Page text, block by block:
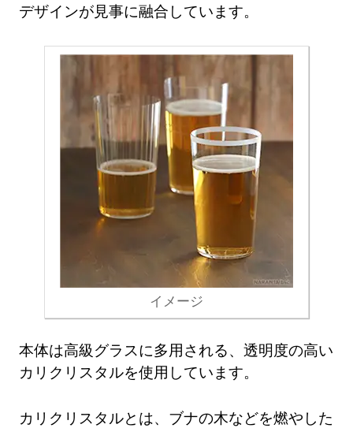
デザインが見事に融合しています。
イメージ
本体は高級グラスに多用される、透明度の高い
カリクリスタルを使用しています。
カリクリスタルとは、ブナの木などを燃やした